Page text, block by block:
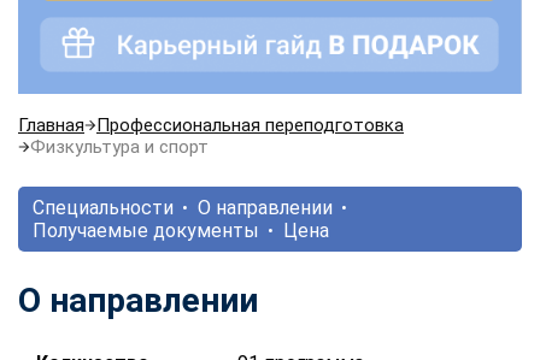
Главная
Профессиональная переподготовка
Физкультура и спорт
Специальности
О направлении
Получаемые документы
Цена
О направлении